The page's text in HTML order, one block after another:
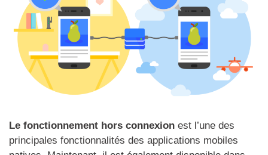
Le fonctionnement hors connexion est l’une des
principales fonctionnalités des applications mobiles